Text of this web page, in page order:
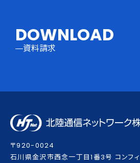
DOWNLOAD
資料請求
〒920-0024
⽯川県⾦沢市⻄念⼀丁⽬1番3号 コンフ